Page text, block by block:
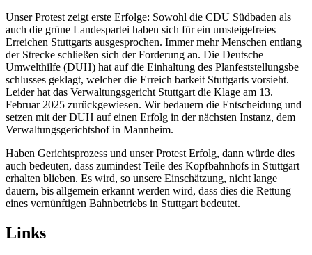
Unser Protest zeigt erste Erfolge: Sowohl die CDU Südbaden als
auch die grüne Landespartei haben sich für ein umsteigefreies
Erreichen Stuttgarts ausgesprochen. Immer mehr Menschen entlang
der Strecke schließen sich der Forderung an. Die Deutsche
Umwelthilfe (DUH) hat auf die Einhaltung des Planfeststellungsbe
schlusses geklagt, welcher die Erreich barkeit Stuttgarts vorsieht.
Leider hat das Verwaltungsgericht Stuttgart die Klage am 13.
Februar 2025 zurückgewiesen. Wir bedauern die Entscheidung und
setzen mit der DUH auf einen Erfolg in der nächsten Instanz, dem
Verwaltungsgerichtshof in Mannheim.
Haben Gerichtsprozess und unser Protest Erfolg, dann würde dies
auch bedeuten, dass zumindest Teile des Kopfbahnhofs in Stuttgart
erhalten blieben. Es wird, so unsere Einschätzung, nicht lange
dauern, bis allgemein erkannt werden wird, dass dies die Rettung
eines vernünftigen Bahnbetriebs in Stuttgart bedeutet.
Links